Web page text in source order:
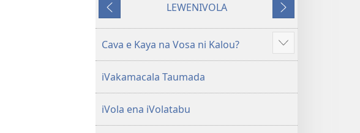
na
tabaki
Vakadewa
ni
Vou
LESU
I
MURI
LEWENIVOLA
TARAVA
Cava e Kaya na Vosa ni Kalou?
Show
more
iVakamacala Taumada
iVola ena iVolatabu